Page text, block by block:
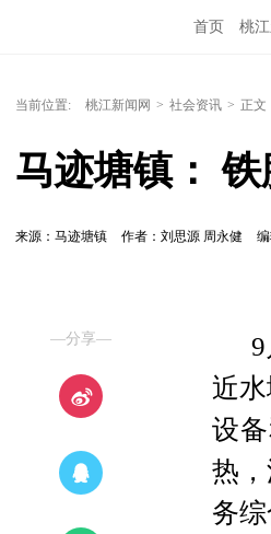
首页 桃
当前位置: 桃江新闻网 > 社会资讯 > 正文
马迹塘镇：
来源：马迹塘镇 作者：刘思源 周永健
—分享—
近
设
热
务